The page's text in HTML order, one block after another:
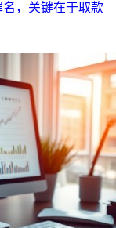
，关键在于取款